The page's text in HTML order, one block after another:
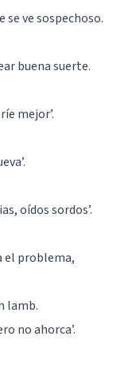
se ve sospechoso.
buena suerte.
mejor’.
oídos sordos’.
el problema,
lamb.
no ahorca’.